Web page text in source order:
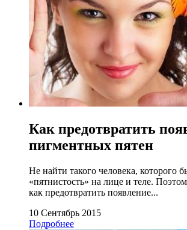
Как предотвратить
пигментных пятен
Не найти такого человека, которого
«пятнистость» на лице и теле.
как предотвратить появление...
10 Сентябрь 2015
Подробнее